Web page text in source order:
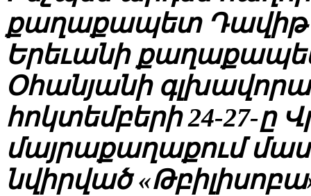
քաղաքապետ Դավիթ
Երեւանի
Օհանյանի
հոկտեմբերի 24-27-ը
մայրաքաղաքում
նվիրված